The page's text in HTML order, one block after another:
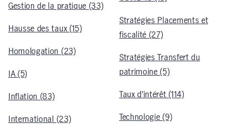
Gestion de la pratique (33)
Hausse des taux (15)
Homologation (23)
IA (5)
Inflation (83)
International (23)
Stratégies Placements et
fiscalité (27)
Stratégies Transfert du
patrimoine (5)
Taux d’intérêt (114)
Technologie (9)